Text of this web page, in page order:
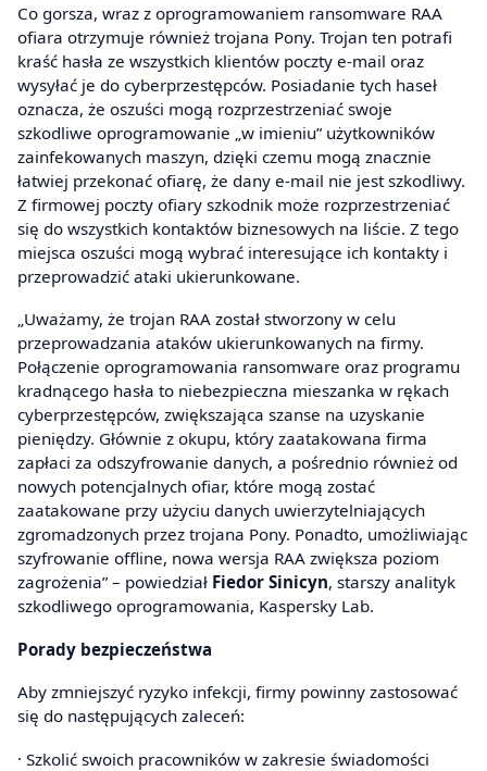
Co gorsza, wraz z oprogramowaniem ransomware RAA
ofiara otrzymuje również trojana Pony. Trojan ten potrafi
kraść hasła ze wszystkich klientów poczty e-mail oraz
wysyłać je do cyberprzestępców. Posiadanie tych haseł
oznacza, że oszuści mogą rozprzestrzeniać swoje
szkodliwe oprogramowanie „w imieniu” użytkowników
zainfekowanych maszyn, dzięki czemu mogą znacznie
łatwiej przekonać ofiarę, że dany e-mail nie jest szkodliwy.
Z firmowej poczty ofiary szkodnik może rozprzestrzeniać
się do wszystkich kontaktów biznesowych na liście. Z tego
miejsca oszuści mogą wybrać interesujące ich kontakty i
przeprowadzić ataki ukierunkowane.
„Uważamy, że trojan RAA został stworzony w celu
przeprowadzania ataków ukierunkowanych na firmy.
Połączenie oprogramowania ransomware oraz programu
kradnącego hasła to niebezpieczna mieszanka w rękach
cyberprzestępców, zwiększająca szanse na uzyskanie
pieniędzy. Głównie z okupu, który zaatakowana firma
zapłaci za odszyfrowanie danych, a pośrednio również od
nowych potencjalnych ofiar, które mogą zostać
zaatakowane przy użyciu danych uwierzytelniających
zgromadzonych przez trojana Pony. Ponadto, umożliwiając
szyfrowanie offline, nowa wersja RAA zwiększa poziom
zagrożenia” – powiedział Fiedor Sinicyn, starszy analityk
szkodliwego oprogramowania, Kaspersky Lab.
Porady bezpieczeństwa
Aby zmniejszyć ryzyko infekcji, firmy powinny zastosować
się do następujących zaleceń:
· Szkolić swoich pracowników w zakresie świadomości